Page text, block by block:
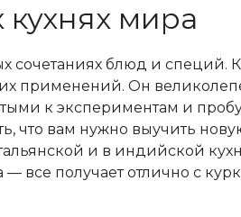
мира
сочетаниях блюд и специй.
применений. Он
к экспериментам и
что вам нужно выучить
и в индийской
все получает отлично с